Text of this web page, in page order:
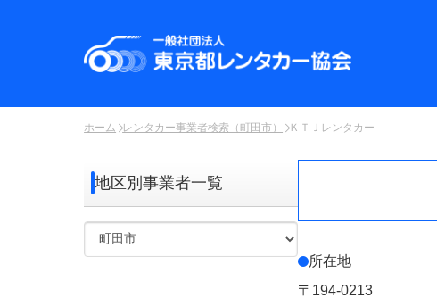
ホーム レンタカー事業者検索（町田市） ＫＴＪレンタカー
地区別事業者一覧
所在地
〒194-0213